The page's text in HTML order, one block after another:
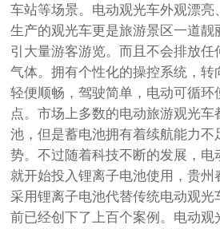
车站等场景。电动观光车外观漂亮
生产的观光车更是旅游景区一道靓
引大量游客游览。而且不会排放任
气体。拥有个性化的操控系统，转
轻便顺畅，驾驶简单，电动可循环
点。市场上多数的电动旅游观光车
池，但是蓄电池拥有着续航能力不
势。不过随着科技不断的发展，电
就开始投入锂离子电池使用，贵州
采用锂离子电池代替传统电动观光
前已经创下了上百个案例。电动观